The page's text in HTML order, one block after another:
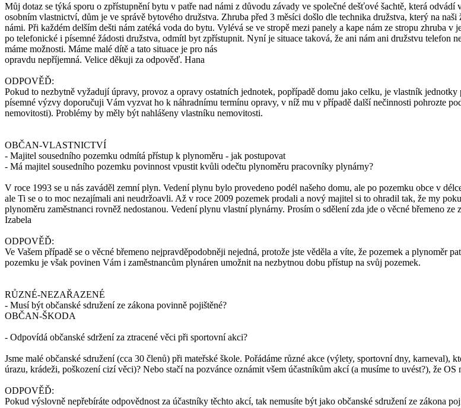
Můj dotaz se týká sporu o zpřístupnění bytu v patře nad námi z důvodu závady ve společné dešťové šachtě, která
osobním vlastnictví, dům je ve správě bytového družstva. Zhruba před 3 měsíci došlo dle technika družstva, který na
námi. Při každém delším dešti nám zatéká voda do bytu. Vylévá se ve stropě mezi panely a kape nám ze stropu
po telefonické i písemné žádosti družstva, odmítl byt zpřístupnit. Nyní je situace taková, že ani nám ani družstvu telefon
máme možnosti. Máme malé dítě a tato situace je pro nás
opravdu nepříjemná. Velice děkuji za odpověď. Hana
ODPOVĚĎ:
Pokud to nezbytně vyžadují úpravy, provoz a opravy ostatních jednotek, popřípadě domu jako celku, je vlastník
písemné výzvy doporučuji Vám vyzvat ho k náhradnímu termínu opravy, v níž mu v případě další nečinnosti pohrozte
nemovitosti). Problémy by měly být nahlášeny vlastníku nemovitosti.
OBČAN-VLASTNICTVÍ
- Majitel sousedního pozemku odmítá přístup k plynoměru - jak postupovat
- Má majitel sousedního pozemku povinnost vpustit kvůli odečtu plynoměru pracovníky plynárny?
V roce 1993 se u nás zaváděl zemní plyn. Vedení plynu bylo provedeno podél našeho domu, ale po pozemku obce v
ale Ti se o to moc nezajímali ani neudržoavli. Až v roce 2009 pozemek prodali a nový majitel si to ohradil tak, že my
plynoměru zaměstnanci rovněž nedostanou. Vedení plynu vlastní plynárny. Prosím o sdělení zda jde o věcné břemeno
Izabela
ODPOVĚĎ:
Ve Vašem případě se o věcné břemeno nejpravděpodobněji nejedná, protože jste věděla a víte, že pozemek a
pozemku je však povinen Vám i zaměstnancům plynáren umožnit na nezbytnou dobu přístup na svůj pozemek.
RŮZNÉ-NEZAŘAZENÉ
- Musí být občanské sdružení ze zákona povinně pojištěné?
OBČAN-ŠKODA
- Odpovídá občanské sdržení za ztracené věci při sportovní akci?
Jsme malé občanské sdružení (cca 30 členů) při mateřské škole. Pořádáme různé akce (výlety, sportovní dny, karneval),
úrazu, krádeži, poškození cizí věci)? Nebo stačí na pozvánce oznámit všem účastníkům akcí (a musíme to uvést?), že
ODPOVĚĎ:
Pokud výslovně nepřebíráte odpovědnost za účastníky těchto akcí, tak nemusíte být jako občanské sdružení ze zákona